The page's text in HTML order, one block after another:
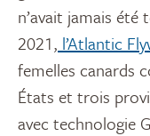
n’avait jamais été
2021, l’Atlantic
femelles canards
États et trois
avec technologie